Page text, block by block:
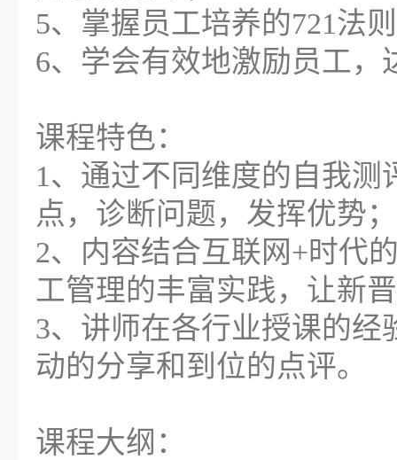
5、掌握员工培养的721法
6、学会有效地激励员工，
课程特色：
1、通过不同维度的自我
点，诊断问题，发挥优势；
2、内容结合互联网+时代
工管理的丰富实践，让新
3、讲师在各行业授课的
动的分享和到位的点评。
课程大纲：